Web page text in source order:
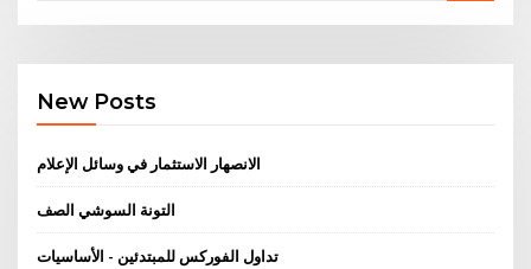
New Posts
الانصهار الاستثمار في وسائل الإعلام
التونة السوشي الصف
تداول الفوركس للمبتدئين - الأساسيات